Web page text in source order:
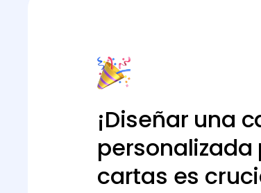
¡Diseñar una
personalizada
cartas es